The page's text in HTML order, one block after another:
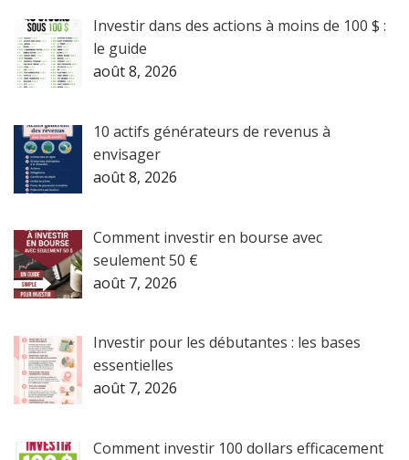
Investir dans des actions à moins de 100 $ :
le guide
août 8, 2026
10 actifs générateurs de revenus à
envisager
août 8, 2026
Comment investir en bourse avec
seulement 50 €
août 7, 2026
Investir pour les débutantes : les bases
essentielles
août 7, 2026
Comment investir 100 dollars efficacement